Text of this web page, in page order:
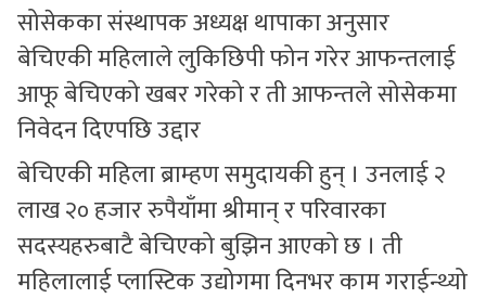
सोसेकका संस्थापक अध्यक्ष थापाका अनुसार
बेचिएकी महिलाले लुकिछिपी फोन गरेर आफन्तलाई
आफू बेचिएको खबर गरेको र ती आफन्तले सोसेकमा
निवेदन दिएपछि उद्दार
बेचिएकी महिला ब्राम्हण समुदायकी हुन् । उनलाई २
लाख २० हजार रुपैयाँमा श्रीमान् र परिवारका
सदस्यहरुबाटै बेचिएको बुझिन आएको छ । ती
महिलालाई प्लास्टिक उद्योगमा दिनभर काम गराईन्थ्यो